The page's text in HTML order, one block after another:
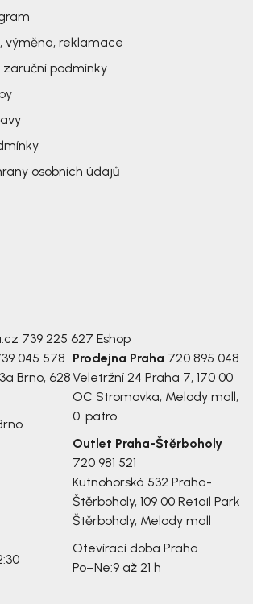
výměna, reklamace
podmínky
osobních údajů
739 225 627 Eshop
045 578
Brno, 628
Prodejna Praha 720 895 048
Veletržní 24 Praha 7, 170 00
OC Stromovka, Melody mall,
0. patro
Outlet Praha-Štěrboholy
720 981 521
Kutnohorská 532 Praha-
Štěrboholy, 109 00 Retail Park
Štěrboholy, Melody mall
Otevírací doba Praha
Po–Ne:9 až 21 h